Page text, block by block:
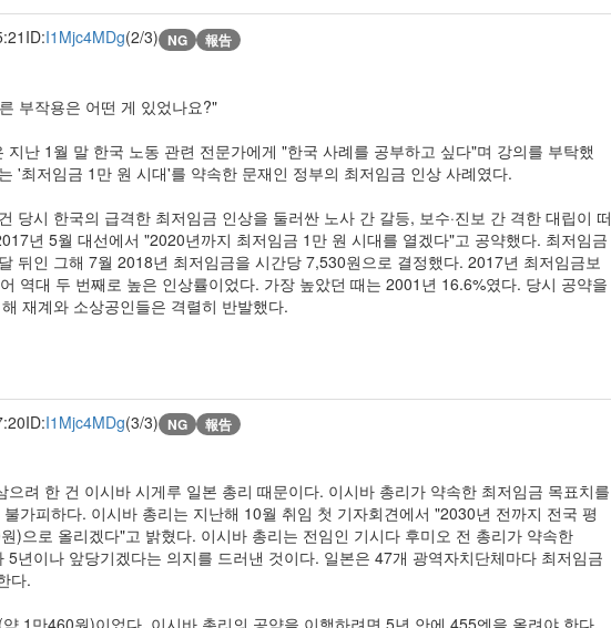
ID:I1Mjc4MDg(2/3) NG 報告
부작용은 어떤 게 있었나요?"
난 1월 말 한국 노동 관련 전문가에게 "한국 사례를 공부하고 싶다"며 강의를 부탁했
'최저임금 1만 원 시대'를 약속한 문재인 정부의 최저임금 인상 사례였다.
당시 한국의 급격한 최저임금 인상을 둘러싼 노사 간 갈등, 보수·진보 간 격한 대립이 떠
년 5월 대선에서 "2020년까지 최저임금 1만 원 시대를 열겠다"고 공약했다. 최저임금
뒤인 그해 7월 2018년 최저임금을 시간당 7,530원으로 결정했다. 2017년 최저임금보
역대 두 번째로 높은 인상률이었다. 가장 높았던 때는 2001년 16.6%였다. 당시 공약을
재계와 소상공인들은 격렬히 반발했다.
ID:I1Mjc4MDg(3/3) NG 報告
려 한 건 이시바 시게루 일본 총리 때문이다. 이시바 총리가 약속한 최저임금 목표치를
가피하다. 이시바 총리는 지난해 10월 취임 첫 기자회견에서 "2030년 전까지 전국 평
)으로 올리겠다"고 밝혔다. 이시바 총리는 전임인 기시다 후미오 전 총리가 약속한
년이나 앞당기겠다는 의지를 드러낸 것이다. 일본은 47개 광역자치단체마다 최저임금
다.
1만460원)이었다. 이시바 총리의 공약을 이행하려면 5년 안에 455엔을 올려야 한다.